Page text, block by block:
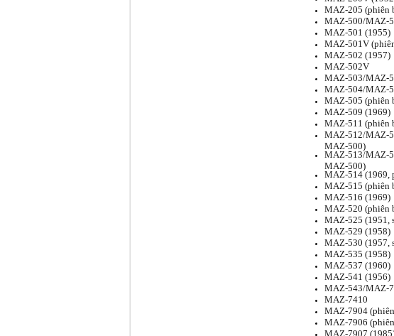
МАZ-205 (phiên
МАZ-500/MAZ-
MAZ-501 (1955)
МАZ-501V
МАZ-502 (1957)
МАZ-502V
МАZ-503/MAZ-
MAZ-504/MAZ-
МАZ-505 (phiên
МАZ-509 (1969)
МАZ-511 (phiên
MAZ-512/MAZ-
MAZ-500)
MAZ-513/MAZ-
MAZ-500)
MAZ-514 (1969,
МАZ-515 (phiên
МАZ-516 (1969)
MAZ-520 (phiên
МАZ-525 (1951,
МАZ-529 (1958)
МАZ-530 (1957,
MAZ-535 (1958)
MAZ-537 (1960)
MAZ-541 (1956)
МАZ-543/МАZ-
МАZ-7410
MAZ-7904
МАZ-7906 (phiên
MAZ-7907